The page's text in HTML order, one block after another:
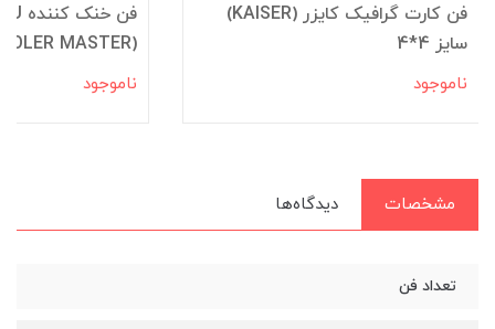
فن کارت گرافیک کایزر (KAISER)
سایز 4*4
ناموجود
(COOLER MASTER) مدل i70
ناموجود
مشخصات دیدگاه‌ها
تعداد فن